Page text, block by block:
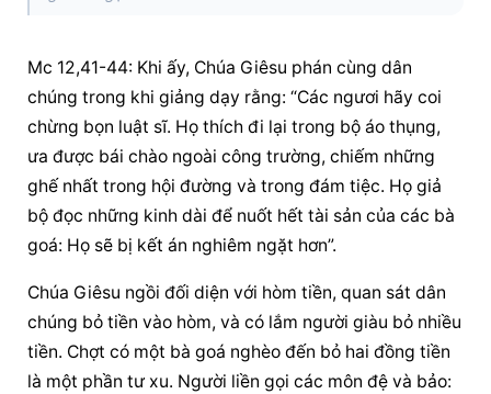
Mc 12,41-44: Khi ấy, Chúa Giêsu phán cùng dân
chúng trong khi giảng dạy rằng: “Các ngươi hãy coi
chừng bọn luật sĩ. Họ thích đi lại trong bộ áo thụng,
ưa được bái chào ngoài công trường, chiếm những
ghế nhất trong hội đường và trong đám tiệc. Họ giả
bộ đọc những kinh dài để nuốt hết tài sản của các bà
goá: Họ sẽ bị kết án nghiêm ngặt hơn”.
Chúa Giêsu ngồi đối diện với hòm tiền, quan sát dân
chúng bỏ tiền vào hòm, và có lắm người giàu bỏ nhiều
tiền. Chợt có một bà goá nghèo đến bỏ hai đồng tiền
là một phần tư xu. Người liền gọi các môn đệ và bảo: